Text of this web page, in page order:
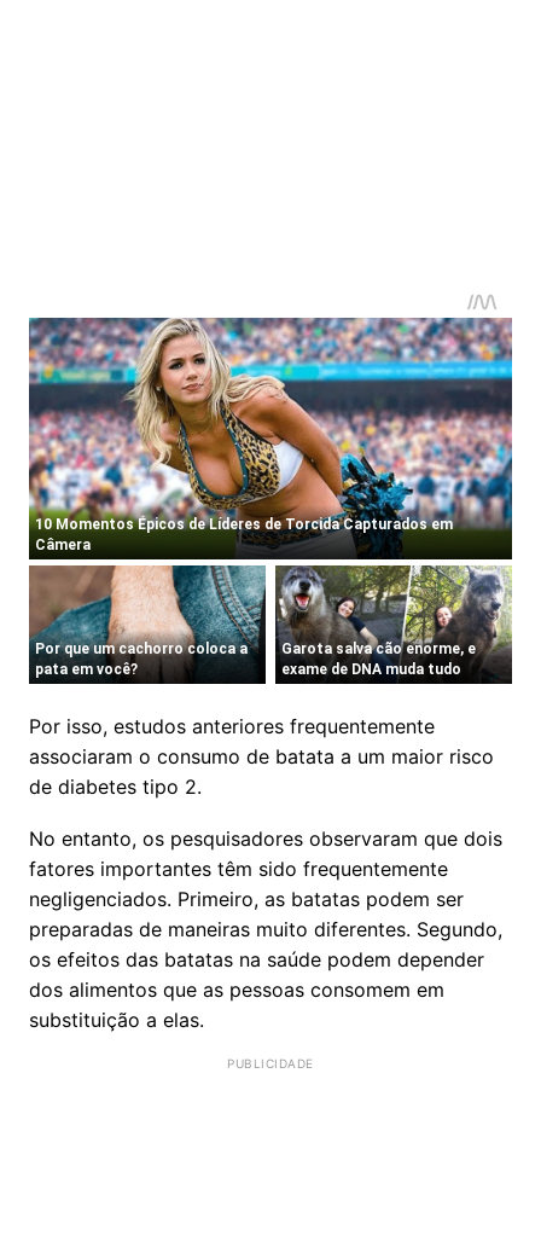
Por isso, estudos anteriores frequentemente
associaram o consumo de batata a um maior risco
de diabetes tipo 2.
No entanto, os pesquisadores observaram que dois
fatores importantes têm sido frequentemente
negligenciados. Primeiro, as batatas podem ser
preparadas de maneiras muito diferentes. Segundo,
os efeitos das batatas na saúde podem depender
dos alimentos que as pessoas consomem em
substituição a elas.